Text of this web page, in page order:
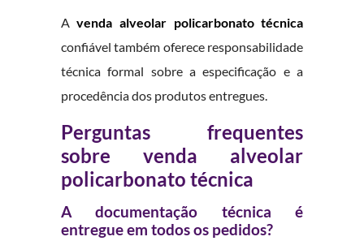
Avenda alveolar policarbonato técnica
confiável também oferece responsabilidade
técnica formal sobre a especificação e a
procedência dos produtos entregues.
Perguntas frequentes
sobre venda alveolar
policarbonato técnica
A documentação técnica é
entregue em todos os pedidos?